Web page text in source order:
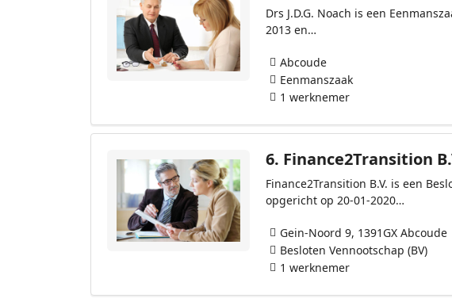
Drs J.D.G. Noach is een
2013 en…
Abcoude
Eenmanszaak
1 werknemer
6. Finance2Transition
Finance2Transition B.V. is een
opgericht op 20-01-2020…
Gein-Noord 9, 1391GX Abcoude
Besloten Vennootschap (BV)
1 werknemer